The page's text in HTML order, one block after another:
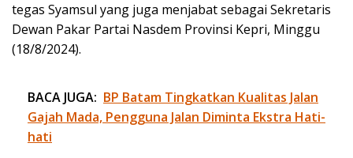
tegas Syamsul yang juga menjabat sebagai Sekretaris
Dewan Pakar Partai Nasdem Provinsi Kepri, Minggu
(18/8/2024).
BACA JUGA: BP Batam Tingkatkan Kualitas Jalan
Gajah Mada, Pengguna Jalan Diminta Ekstra Hati-
hati